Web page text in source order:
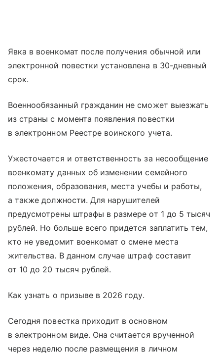
Явка в военкомат после получения обычной или
электронной повестки установлена в 30-дневный
срок.
Военнообязанный гражданин не сможет выезжать
из страны с момента появления повестки
в электронном Реестре воинского учета.
Ужесточается и ответственность за несообщение
военкомату данных об изменении семейного
положения, образования, места учебы и работы,
а также должности. Для нарушителей
предусмотрены штрафы в размере от 1 до 5 тысяч
рублей. Но больше всего придется заплатить тем,
кто не уведомит военкомат о смене места
жительства. В данном случае штраф составит
от 10 до 20 тысяч рублей.
Как узнать о призыве в 2026 году.
Сегодня повестка приходит в основном
в электронном виде. Она считается врученной
через неделю после размещения в личном